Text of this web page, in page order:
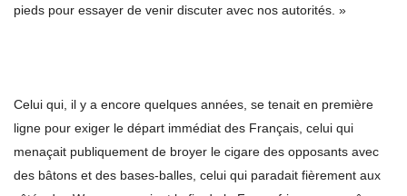
pieds pour essayer de venir discuter avec nos autorités. »
Celui qui, il y a encore quelques années, se tenait en première
ligne pour exiger le départ immédiat des Français, celui qui
menaçait publiquement de broyer le cigare des opposants avec
des bâtons et des bases-balles, celui qui paradait fièrement aux